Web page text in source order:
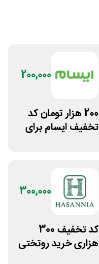
200,000
200 هزار تومان کد
تخفیف ایسام برای
300,000
کد تخفیف 300
هزاری خرید روتختی